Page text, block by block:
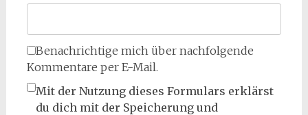
Benachrichtige mich über nachfolgende
Kommentare per E-Mail.
Mit der Nutzung dieses Formulars erklärst
du dich mit der Speicherung und